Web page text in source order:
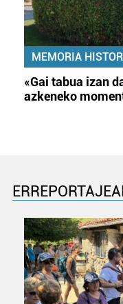
MEMORIA
«Gai tabua izan
azkeneko